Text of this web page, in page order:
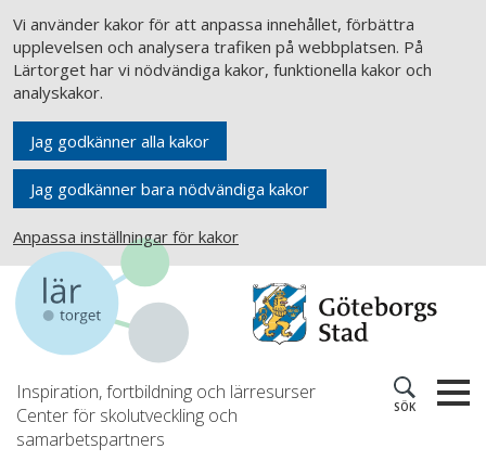
Vi använder kakor för att anpassa innehållet, förbättra
upplevelsen och analysera trafiken på webbplatsen. På
Lärtorget har vi nödvändiga kakor, funktionella kakor och
analyskakor.
Jag godkänner alla kakor
Jag godkänner bara nödvändiga kakor
Anpassa inställningar för kakor
Inspiration, fortbildning och lärresurser
Center för skolutveckling och
samarbetspartners
SÖK